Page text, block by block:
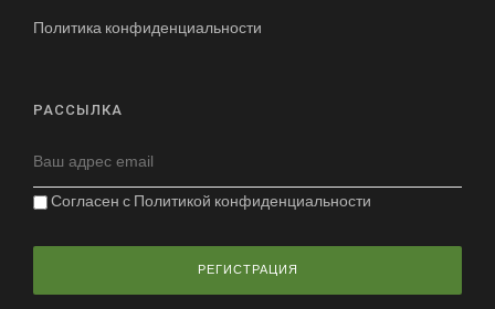
Политика конфиденциальности
РАССЫЛКА
Согласен с Политикой конфиденциальности